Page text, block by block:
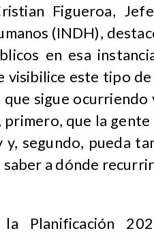
Figueroa,
(INDH),
en esa
visibilice este tipo
sigue
primero, que la
y, segundo, pueda
a dónde
Planificación